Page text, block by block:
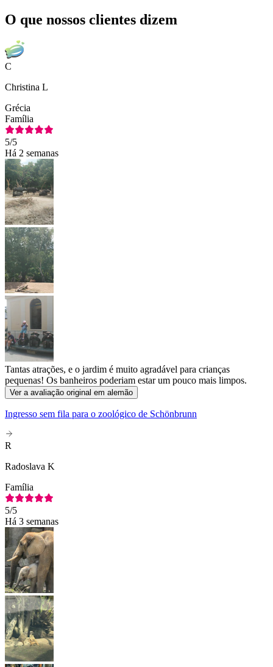
O que nossos clientes dizem
C
Christina L
Grécia
Família
5/5
Há 2 semanas
Tantas atrações, e o jardim é muito agradável para crianças
pequenas! Os banheiros poderiam estar um pouco mais limpos.
Ver a avaliação original em alemão
Ingresso sem fila para o zoológico de Schönbrunn
R
Radoslava K
Família
5/5
Há 3 semanas